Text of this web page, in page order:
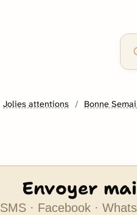
Jolies attentions Bonne
Envoyer
SMS · Facebook ·